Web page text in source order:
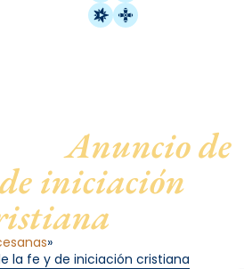
Radio Estel
Catalunya
deAnuncio de
iniciación
la fe y de iniciación cristiana